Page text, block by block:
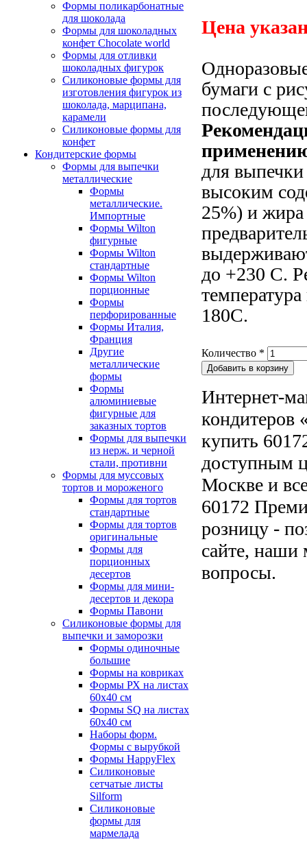
Формы поликарбонатные
для шоколада
Формы для шоколадных
конфет Сhocolate world
Формы для отливки
шоколадных фигурок
Силиконовые формы для
изготовления фигурок из
шоколада, марципана,
карамели
Силиконовые формы для
конфет
Кондитерские формы
Формы для выпечки
металлические
Формы
металлические.
Импортные
Формы Wilton
фигурные
Формы Wilton
стандартные
Формы Wilton
порционные
Формы
перфорированные
Формы Италия,
Франция
Другие
металлические
формы
Формы
алюминиевые
фигурные для
заказных тортов
Формы для выпечки
из нерж. и черной
стали, противни
Формы для муссовых
тортов и мороженого
Формы для тортов
стандартные
Формы для тортов
оригинальные
Формы для
порционных
десертов
Формы для мини-
десертов и декора
Формы Павони
Силиконовые формы для
выпечки и заморозки
Формы одиночные
большие
Формы на ковриках
Формы РХ на листах
60х40 см
Формы SQ на листах
60х40 см
Наборы форм.
Формы с вырубкой
Формы HappyFlex
Силиконовые
сетчатые листы
Silform
Силиконовые
формы для
мармелада
Цена
бумаги с
для выпечки
высоким
25%) и
до +230 С.
180С.
Количество *
Интернет-
кондитеров
купить
доступным
Москве и
60172
розницу -
сайте, наши
вопросы.